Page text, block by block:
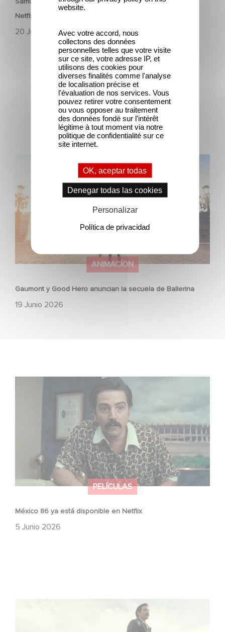
Netflix!
20 Julio 2020
Últimas noticias
ANIMACÍON
Gaumont y Good Hero anuncian la secuela de Ballerina
19 Junio 2026
PELÍCULAS
México 86 ya está disponible en Netflix
5 Junio 2026
México 86 ya está disponible en Netflix
Mexico 86: descubre el tráiler de la nueva producción de
website.
Avec votre accord, nous
collectons des données
personnelles telles que votre visite
sur ce site, votre adresse IP, et
utilisons des cookies pour
diverses finalités comme l'analyse
de localisation précise et
l'évaluation de nos services. Vous
pouvez retirer votre consentement
ou vous opposer au traitement
des données fondé sur l'intérêt
légitime à tout moment via notre
politique de confidentialité sur ce
site internet.
OK, aceptar todas
Denegar todas las cookies
Personalizar
Política de privacidad